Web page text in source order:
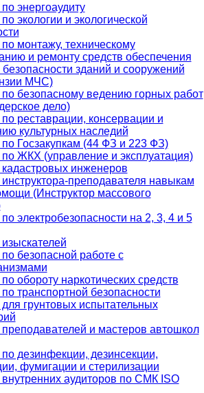
энергоаудиту
экологии и экологической
монтажу, техническому
и ремонту средств обеспечения
зданий и сооружений
МЧС)
безопасному ведению горных работ
дело)
реставрации, консервации и
культурных наследий
Госзакупкам (44 ФЗ и 223 ФЗ)
ЖКХ (управление и эксплуатация)
инженеров
преподавателя навыкам
(Инструктор массового
электробезопасности на 2, 3, 4 и 5
безопасной работе с
обороту наркотических средств
транспортной безопасности
грунтовых испытательных
и мастеров автошкол
дезинфекции, дезинсекции,
фумигации и стерилизации
аудиторов по СМК ISO